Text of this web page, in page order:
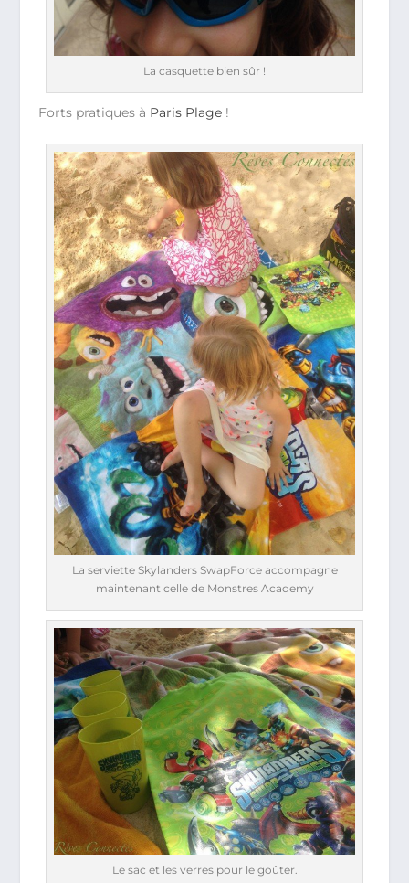
La casquette bien sûr !
Forts pratiques à Paris Plage !
La serviette Skylanders SwapForce accompagne
maintenant celle de Monstres Academy
Le sac et les verres pour le goûter.